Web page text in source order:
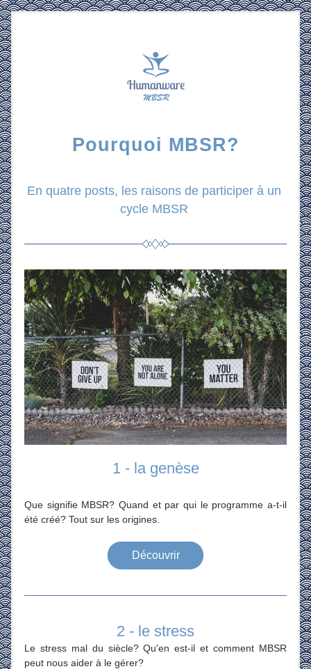
Pourquoi MBSR?
En quatre posts, les raisons de participer à un
cycle MBSR
1 - la genèse
Que signifie MBSR? Quand et par qui le programme a-t-il
été créé? Tout sur les origines.
Découvrir
2 - le stress
Le stress mal du siècle? Qu'en est-il et comment MBSR
peut nous aider à le gérer?